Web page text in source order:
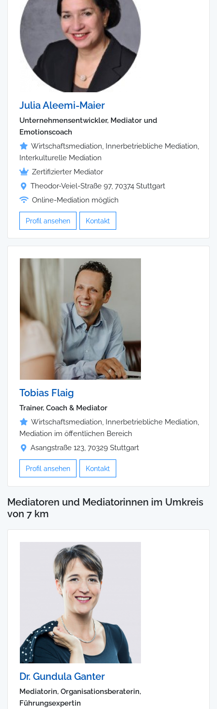
Julia Aleemi-Maier
Unternehmensentwickler, Mediator und
Emotionscoach
Wirtschaftsmediation, Innerbetriebliche Mediation,
Interkulturelle Mediation
Zertifizierter Mediator
Theodor-Veiel-Straße 97, 70374 Stuttgart
Online-Mediation möglich
Profil ansehen Kontakt
Tobias Flaig
Trainer, Coach & Mediator
Wirtschaftsmediation, Innerbetriebliche Mediation,
Mediation im öffentlichen Bereich
Asangstraße 123, 70329 Stuttgart
Profil ansehen Kontakt
Mediatoren und Mediatorinnen im Umkreis
von 7 km
Dr. Gundula Ganter
Mediatorin, Organisationsberaterin,
Führungsexpertin